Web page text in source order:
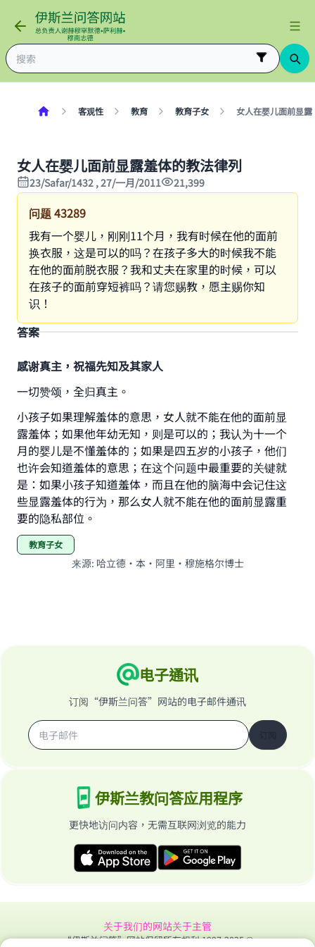
客观性 教育 教育子女 女人在婴儿面前显
女人在婴儿面前显露羞体的教法律列
23/Safar/1432 , 27/一月/2011 21,399
问题43289
我有一个婴儿，刚刚11个月，我有时候在他的面前
换衣服，这是可以的吗？在孩子多大的时候我不能
在他的面前脱衣服？我和丈夫在家里的时候，可以
在孩子的面前穿短裤吗？请您赐教，愿主赐你知
识！
答案
感谢真主，祝福先知及其家人
一切赞颂，全归真主。
小孩子如果理解羞体的意思，女人就不能在他的面前显
露羞体；如果他年幼无知，则是可以的；我认为十一个
月的婴儿是不懂羞体的；如果是四五岁的小孩子，他们
也许会知道羞体的意思；在这个问题中最重要的关键就
是：如果小孩子知道羞体，而且在他的脑海中会记住这
些显露羞体的行为，那么女人就不能在他的面前显露重
要的隐私部位。
教育子女
来源: 哈立德•本•阿里•穆施格尔博士
电子通讯
订阅“伊斯兰问答”网站的电子邮件通讯
伊斯兰教问答应用程序
更快地访问内容，无需互联网浏览的能力
关于我们的网站关于主管
“伊斯兰问答”网站保留所有权利 1997-2025 ©
Make an impact on millions of lives
with your contribution today
Your support is crucial for our mission.
The Prophet (ﷺ) said:
"A person who leads others to doing what is
good will earn the same reward as those who
(MUSLIM, 1893)